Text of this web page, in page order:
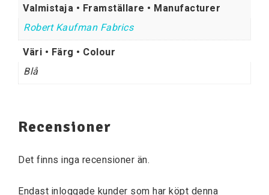
Valmistaja • Framställare • Manufacturer
Robert Kaufman Fabrics
Väri • Färg • Colour
Blå
Recensioner
Det finns inga recensioner än.
Endast inloggade kunder som har köpt denna